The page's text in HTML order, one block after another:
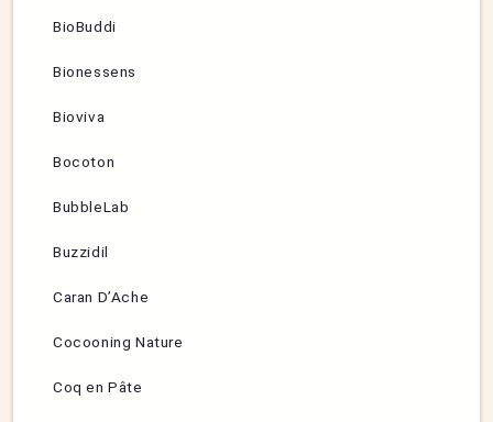
BioBuddi
Bionessens
Bioviva
Bocoton
BubbleLab
Buzzidil
Caran D’Ache
Cocooning Nature
Coq en Pâte